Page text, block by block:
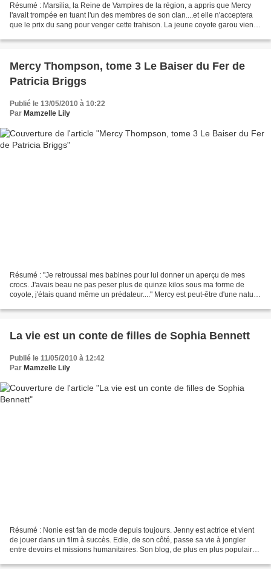
Résumé : Marsilia, la Reine de Vampires de la région, a appris que Mercy
l'avait trompée en tuant l'un des membres de son clan....et elle n'acceptera
que le prix du sang pour venger cette trahison. La jeune coyote garou vient
Mercy Thompson, tome 3 Le Baiser du Fer de
Patricia Briggs
Publié le 13/05/2010 à 10:22
Par Mamzelle Lily
Résumé : "Je retroussai mes babines pour lui donner un aperçu de mes
crocs. J'avais beau ne pas peser plus de quinze kilos sous ma forme de
coyote, j'étais quand même un prédateur...." Mercy est peut-être d'une nature
La vie est un conte de filles de Sophia Bennett
Publié le 11/05/2010 à 12:42
Par Mamzelle Lily
Résumé : Nonie est fan de mode depuis toujours. Jenny est actrice et vient
de jouer dans un film à succès. Edie, de son côté, passe sa vie à jongler
entre devoirs et missions humanitaires. Son blog, de plus en plus populaire,